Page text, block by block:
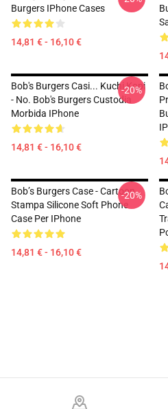
Burgers IPhone Cases
14,81 € - 16,10 €
Bob's Burgers Casi... Kuchi Kopi
- No. Bob's Burgers Custodia
Morbida IPhone
14,81 € - 16,10 €
-20%
Bob’s Burgers Case - Cartoon
Stampa Silicone Soft Phone
Case Per IPhone
14,81 € - 16,10 €
-20%